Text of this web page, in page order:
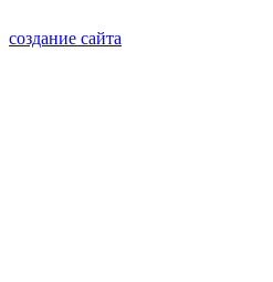
создание сайта